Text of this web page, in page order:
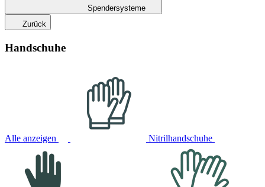
Spendersysteme
Zurück
Handschuhe
Alle anzeigen Nitrilhandschuhe